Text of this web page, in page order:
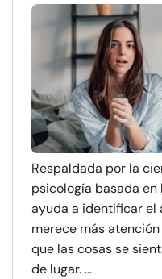
Respaldada por la
psicología basada
ayuda a identificar el
merece más
que las cosas se
de lugar. ...